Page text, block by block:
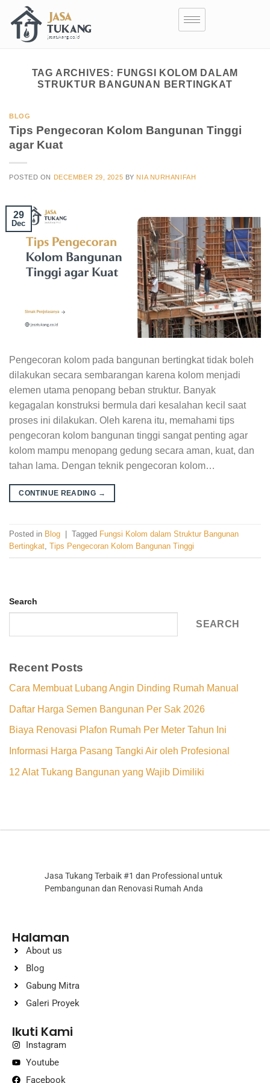
TAG ARCHIVES: FUNGSI KOLOM DALAM
STRUKTUR BANGUNAN BERTINGKAT
BLOG
Tips Pengecoran Kolom Bangunan Tinggi
agar Kuat
POSTED ON DECEMBER 29, 2025 BY NIA NURHANIFAH
29
Dec
Pengecoran kolom pada bangunan bertingkat tidak boleh
dilakukan secara sembarangan karena kolom menjadi
elemen utama penopang beban struktur. Banyak
kegagalan konstruksi bermula dari kesalahan kecil saat
proses ini dilakukan. Oleh karena itu, memahami tips
pengecoran kolom bangunan tinggi sangat penting agar
kolom mampu menopang gedung secara aman, kuat, dan
tahan lama. Dengan teknik pengecoran kolom…
CONTINUE READING →
Posted in Blog Tagged Fungsi Kolom dalam Struktur Bangunan
Bertingkat, Tips Pengecoran Kolom Bangunan Tinggi
Search
SEARCH
Recent Posts
Cara Membuat Lubang Angin Dinding Rumah Manual
Daftar Harga Semen Bangunan Per Sak 2026
Biaya Renovasi Plafon Rumah Per Meter Tahun Ini
Informasi Harga Pasang Tangki Air oleh Profesional
12 Alat Tukang Bangunan yang Wajib Dimiliki
Jasa Tukang Terbaik #1 dan Professional untuk
Pembangunan dan Renovasi Rumah Anda
Halaman
About us
Blog
Gabung Mitra
Galeri Proyek
Ikuti Kami
Instagram
Youtube
Facebook